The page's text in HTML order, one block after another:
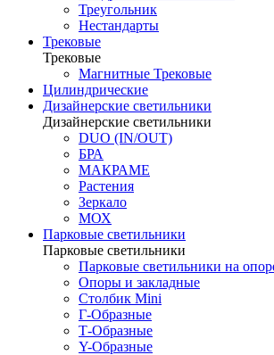
Треугольник
Нестандарты
Трековые
Трековые
Магнитные Трековые
Цилиндрические
Дизайнерские светильники
Дизайнерские светильники
DUO (IN/OUT)
БРА
МАКРАМЕ
Растения
Зеркало
МОХ
Парковые светильники
Парковые светильники
Парковые светильники на
Опоры и закладные
Столбик Mini
Г-Образные
Т-Образные
Y-Образные